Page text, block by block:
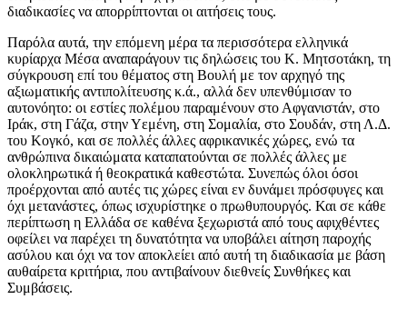
διαδικασίες να απορρίπτονται οι αιτήσεις τους.
Παρόλα αυτά, την επόμενη μέρα τα περισσότερα ελληνικά
κυρίαρχα Μέσα αναπαράγουν τις δηλώσεις του Κ. Μητσοτάκη, τη
σύγκρουση επί του θέματος στη Βουλή με τον αρχηγό της
αξιωματικής αντιπολίτευσης κ.ά., αλλά δεν υπενθύμισαν το
αυτονόητο: οι εστίες πολέμου παραμένουν στο Αφγανιστάν, στο
Ιράκ, στη Γάζα, στην Υεμένη, στη Σομαλία, στο Σουδάν, στη Λ.Δ.
του Κογκό, και σε πολλές άλλες αφρικανικές χώρες, ενώ τα
ανθρώπινα δικαιώματα καταπατούνται σε πολλές άλλες με
ολοκληρωτικά ή θεοκρατικά καθεστώτα. Συνεπώς όλοι όσοι
προέρχονται από αυτές τις χώρες είναι εν δυνάμει πρόσφυγες και
όχι μετανάστες, όπως ισχυρίστηκε ο πρωθυπουργός. Και σε κάθε
περίπτωση η Ελλάδα σε καθένα ξεχωριστά από τους αφιχθέντες
οφείλει να παρέχει τη δυνατότητα να υποβάλει αίτηση παροχής
ασύλου και όχι να τον αποκλείει από αυτή τη διαδικασία με βάση
αυθαίρετα κριτήρια, που αντιβαίνουν διεθνείς Συνθήκες και
Συμβάσεις.